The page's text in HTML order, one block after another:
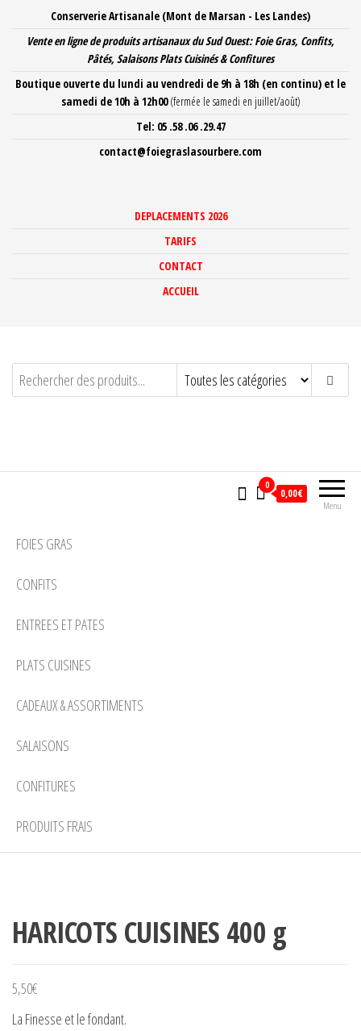
Conserverie Artisanale (Mont de Marsan - Les Landes)
Vente en ligne de produits artisanaux du Sud Ouest: Foie Gras, Confits,
Pâtés, Salaisons Plats Cuisinés & Confitures
Boutique ouverte du lundi au vendredi de 9h à 18h (en continu) et le
samedi de 10h à 12h00(fermée le samedi en juillet/août)
Tel: 05 .58 .06 .29.47
contact@foiegraslasourbere.com
DEPLACEMENTS 2026
TARIFS
CONTACT
ACCUEIL
LA SOURBERE ARTISAN CONSERVEUR PASSIONNE
Menu
0
0,00€
FOIES GRAS
CONFITS
ENTREES ET PATES
PLATS CUISINES
CADEAUX & ASSORTIMENTS
SALAISONS
CONFITURES
PRODUITS FRAIS
HARICOTS CUISINES 400 g
5,50€
La Finesse et le fondant.